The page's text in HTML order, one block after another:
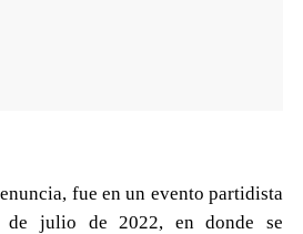
fue en un evento partidista
de julio de 2022, en donde se